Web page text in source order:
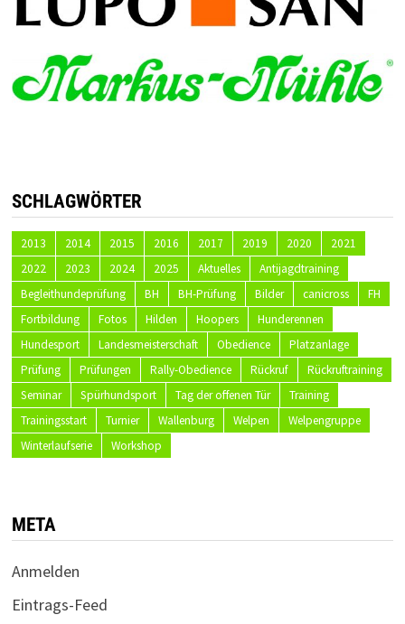
SCHLAGWÖRTER
2013 2014 2015 2016 2017 2019 2020
2021
2022
2023 2024 2025 Aktuelles
Antijagdtraining
Begleithundeprüfung
BH BH-Prüfung Bilder canicross
FH
Fortbildung
Fotos Hilden Hoopers
Hunderennen
Hundesport
Landesmeisterschaft Obedience
Platzanlage
Prüfung
Prüfungen Rally-Obedience Rückruf
Rückruftraining
Seminar
Spürhundsport Tag der offenen Tür
Training
Trainingsstart
Turnier Wallenburg Welpen
Welpengruppe
Winterlaufserie
Workshop
META
Anmelden
Eintrags-Feed